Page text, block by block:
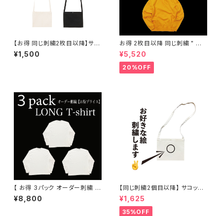
【お得 同じ刺繍2枚目以降】サコ
ッシュ オーダー ワンポイント刺
繍
¥1,500
お得 2枚目以降 同じ刺繍 " オ
ーダー刺繍 パーカー "
¥5,520
20%OFF
【 お得 3パック オーダー刺繍 ロ
ングTシャツ 】 ( メンズ 、 レディ
ース )
¥8,800
【同じ刺繍2個目以降】 サコッシ
ュ ” オーダー ワンポイント刺繍
"
¥1,625
35%OFF